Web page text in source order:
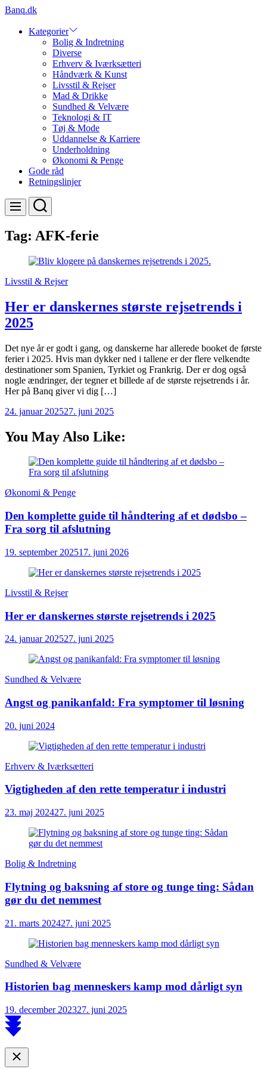
Skip
content
Banq.dk
Kategorier
Bolig & Indretning
Diverse
Erhverv & Iværksætteri
Håndværk & Kunst
Livsstil & Rejser
Mad & Drikke
Sundhed & Velvære
Teknologi & IT
Tøj & Mode
Uddannelse & Karriere
Underholdning
Økonomi & Penge
Gode råd
Retningslinjer
Menu Search
Tag: AFK-ferie
Livsstil & Rejser
Her er danskernes største rejsetrends i
2025
Det nye år er godt i gang, og danskerne har allerede booket de første
ferier i 2025. Hvis man dykker ned i tallene er der flere velkendte
destinationer som Spanien, Tyrkiet og Frankrig. Der er dog også
nogle ændringer, der tegner et billede af de største rejsetrends i år.
Her på Banq giver vi dig […]
24. januar 202527. juni 2025
You May Also Like:
Økonomi & Penge
Den komplette guide til håndtering af et dødsbo –
Fra sorg til afslutning
19. september 202517. juni 2026
Livsstil & Rejser
Her er danskernes største rejsetrends i 2025
24. januar 202527. juni 2025
Sundhed & Velvære
Angst og panikanfald: Fra symptomer til løsning
20. juni 2024
Erhverv & Iværksætteri
Vigtigheden af den rette temperatur i industri
23. maj 202427. juni 2025
Bolig & Indretning
Flytning og baksning af store og tunge ting: Sådan
gør du det nemmest
21. marts 202427. juni 2025
Sundhed & Velvære
Historien bag menneskers kamp mod dårligt syn
19. december 202327. juni 2025
Scroll
to
Close